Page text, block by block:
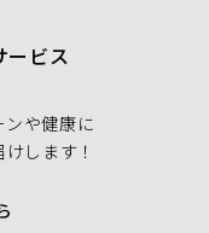
ービス
ンや健康に
します！